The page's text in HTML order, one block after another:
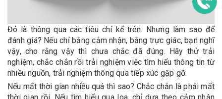
Đó là thông qua các tiêu chí kể trên. Nhưng làm sao để
đánh giá? Nếu chỉ bằng cảm nhận, bằng trực giác, bạn nghĩ
vậy, cho rằng vậy thì chưa chắc đã đúng. Hãy thử trải
nghiệm, chắc chắn rồi trải nghiệm việc tìm hiểu thông tin từ
nhiều nguồn, trải nghiệm thông qua tiếp xúc gặp gỡ.
Nếu mất thời gian nhiều quá thì sao? Chắc chắn là phải mất
thời gian rồi. Nếu tìm hiểu qua loa, chỉ dựa theo cảm nhận